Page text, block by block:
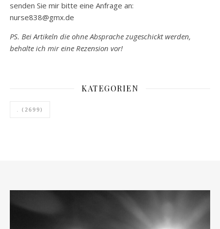
senden Sie mir bitte eine Anfrage an:
nurse838@gmx.de
PS. Bei Artikeln die ohne Absprache zugeschickt werden,
behalte ich mir eine Rezension vor!
KATEGORIEN
. (2699)